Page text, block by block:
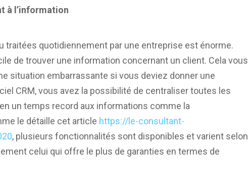
à l’information
traitées quotidiennement par une entreprise est énorme.
de trouver une information concernant un client. Cela vous
situation embarrassante si vous deviez donner une
CRM, vous avez la possibilité de centraliser toutes les
un temps record aux informations comme la
le détaille cet article https://le-consultant-
, plusieurs fonctionnalités sont disponibles et varient selon
celui qui offre le plus de garanties en termes de